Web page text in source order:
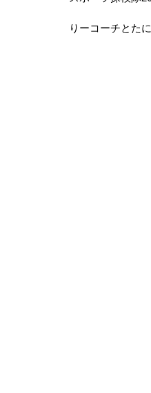
りーコーチとた